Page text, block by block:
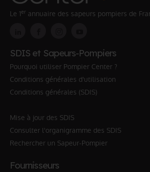
Le 1er annuaire des sapeurs pompiers de
SDIS et Sapeurs-Pompiers
Pourquoi utiliser Pompier Center ?
Conditions générales d'utilisation
Conditions générales (SDIS)
Mise à jour des SDIS
Consulter l'organigramme des SDIS
Rechercher un Sapeur-Pompier
Fournisseurs